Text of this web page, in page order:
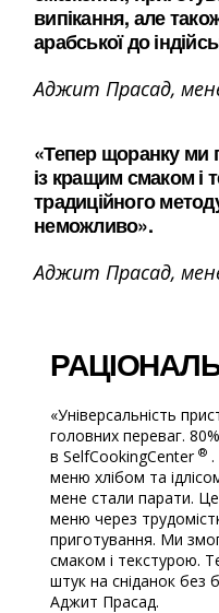
випікання, але
арабської до
Аджит Прасад,
«Тепер щоранку ми
із кращим смаком і
традиційного
неможливо».
Аджит Прасад,
«Універсальність
головних переваг.
в SelfCookingCenter®
меню хлібом та
мене стали парати.
меню через
приготування. Ми
смаком і текстурою.
штук на сніданок без
Аджит Прасад.